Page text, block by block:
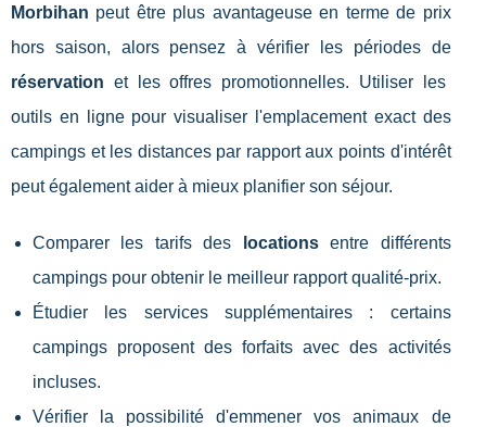
Morbihan peut être plus avantageuse en terme de prix
hors saison, alors pensez à vérifier les périodes de
réservation et les offres promotionnelles. Utiliser les
outils en ligne pour visualiser l'emplacement exact des
campings et les distances par rapport aux points d'intérêt
peut également aider à mieux planifier son séjour.
Comparer les tarifs des locationsentre différents
campings pour obtenir le meilleur rapport qualité-prix.
Étudier les services supplémentaires : certains
campings proposent des forfaits avec des activités
incluses.
Vérifier la possibilité d'emmener vos animaux de